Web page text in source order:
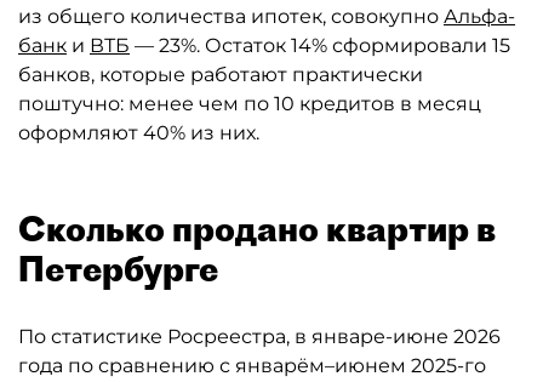
из общего количества ипотек, совокупно Альфа-
банк и ВТБ — 23%. Остаток 14% сформировали 15
банков, которые работают практически
поштучно: менее чем по 10 кредитов в месяц
оформляют 40% из них.
Сколько продано квартир в
Петербурге
По статистике Росреестра, в январе-июне 2026
года по сравнению с январём–июнем 2025-го